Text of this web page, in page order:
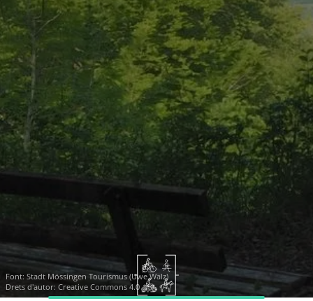
Font: Stadt Mössingen Tourismus (Uwe Walz)
Drets d'autor: Creative Commons 4.0